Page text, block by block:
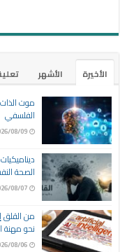
الأخيرة الأشهر
موت
الفلسفي
08/09
الصحة
08/07
من القلق
نحو مهنة
08/06